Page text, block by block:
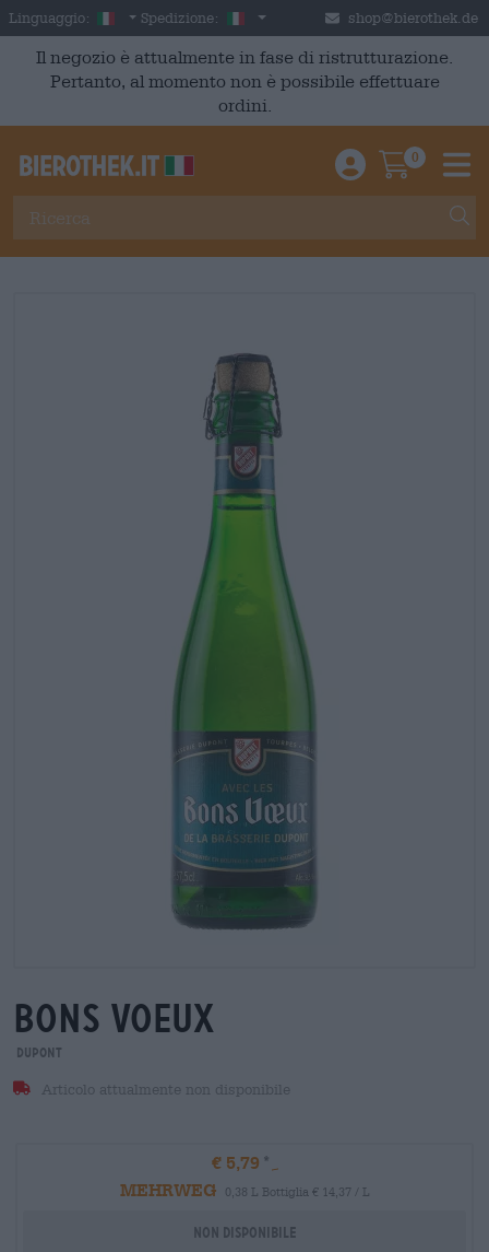
Skip to main content
Linguaggio: Italian
Spedizione: Italia shop@bierothek.de
Il negozio è attualmente in fase di ristrutturazione.
Pertanto, al momento non è possibile effettuare
ordini.
Einloggen /
0
bons voeux
Dupont
Articolo attualmente non disponibile
€ 5,79
MEHRWEG
0,38 L Bottiglia € 14,37 / L
Non disponibile